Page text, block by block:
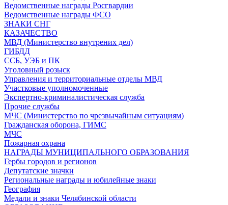
Ведомственные награды Росгвардии
Ведомственные награды ФСО
ЗНАКИ СНГ
КАЗАЧЕСТВО
МВД (Министерство внутрених дел)
ГИБДД
ССБ, УЭБ и ПК
Уголовный розыск
Управления и территориальные отделы МВД
Участковые уполномоченные
Экспертно-криминалистическая служба
Прочие службы
МЧС (Министерство по чрезвычайным ситуациям)
Гражданская оборона, ГИМС
МЧС
Пожарная охрана
НАГРАДЫ МУНИЦИПАЛЬНОГО ОБРАЗОВАНИЯ
Гербы городов и регионов
Депутатские значки
Региональные награды и юбилейные знаки
География
Медали и знаки Челябинской области